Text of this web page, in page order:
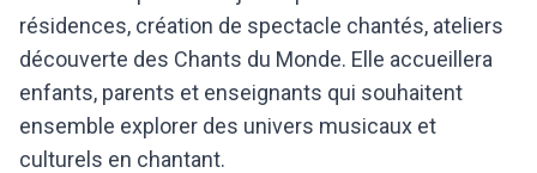
résidences, création de spectacle chantés, ateliers
découverte des Chants du Monde. Elle accueillera
enfants, parents et enseignants qui souhaitent
ensemble explorer des univers musicaux et
culturels en chantant.